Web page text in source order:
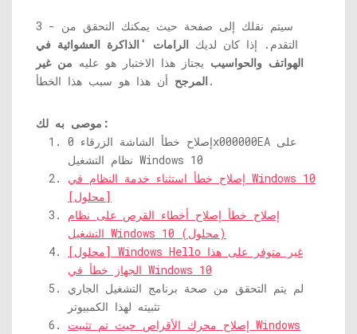
3 - سيتم نقلك إلى صفحة حيث يمكنك التحقق من
التقدم. إذا كان لديك الرامات 'الذاكرة العشوائية في
الهواتف والحواسيب يجتاز هذا الاختبار هو عليه من غير
المرجح أن هذا هو سبب هذا الخطأ.
موصى به لك:
إصلاح خطأ الشاشة الزرقاء 0x000000EA على
نظام التشغيل Windows 10
إصلاح خطأ استثناء خدمة النظام في Windows 10
[محلول]
إصلاح خطأ إصلاح أخطاء القرص على نظام
التشغيل Windows 10 (محلول)
[محلول] Windows Hello غير متوفر على هذا
الجهاز خطأ في Windows 10
لم يتم التحقق من صحة برنامج التشغيل الجاري
تثبيته لهذا الكمبيوتر
إصلاح محرك الأقراص حيث تم تثبيت Windows